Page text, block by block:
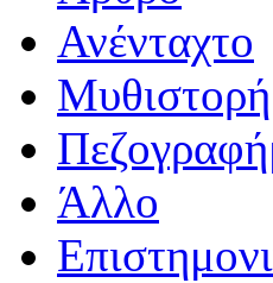
Ανένταχτο
Άλλο